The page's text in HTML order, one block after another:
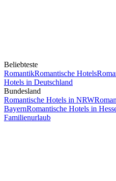
Beliebteste
RomantikRomantische Hotels
Hotels in Deutschland
Bundesland
Romantische Hotels in NRW
BayernRomantische Hotels in
Familienurlaub